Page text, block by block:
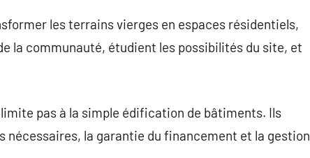
les terrains vierges en espaces résidentiels,
la communauté, étudient les possibilités du site, et
pas à la simple édification de bâtiments. Ils
nécessaires, la garantie du financement et la gestion